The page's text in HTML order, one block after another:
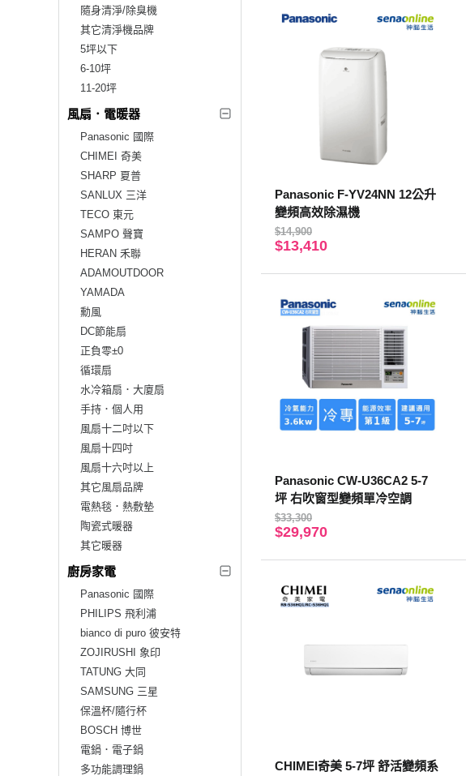
隨身清淨/除臭機
其它清淨機品牌
5坪以下
6-10坪
11-20坪
風扇．電暖器
Panasonic 國際
CHIMEI 奇美
SHARP 夏普
SANLUX 三洋
TECO 東元
SAMPO 聲寶
HERAN 禾聯
ADAMOUTDOOR
YAMADA
勳風
DC節能扇
正負零±0
循環扇
水冷箱扇．大廈扇
手持．個人用
風扇十二吋以下
風扇十四吋
風扇十六吋以上
其它風扇品牌
電熱毯．熱敷墊
陶瓷式暖器
其它暖器
廚房家電
Panasonic 國際
PHILIPS 飛利浦
bianco di puro 彼安特
ZOJIRUSHI 象印
TATUNG 大同
SAMSUNG 三星
保溫杯/隨行杯
BOSCH 博世
電鍋．電子鍋
多功能調理鍋
Panasonic F-YV24NN 12公升
變頻高效除濕機
$14,900
$13,410
Panasonic CW-U36CA2 5-7
坪 右吹窗型變頻單冷空調
$33,300
$29,970
CHIMEI奇美 5-7坪 舒活變頻系